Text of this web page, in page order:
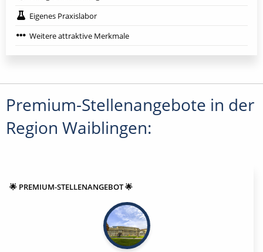
Eigenes Praxislabor
Weitere attraktive Merkmale
Premium-Stellenangebote in der
Region Waiblingen:
🌟 PREMIUM-STELLENANGEBOT 🌟